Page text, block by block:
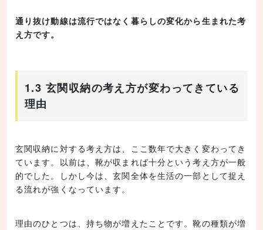
通り抜け動線は流行ではなく暮らしの変化から生まれた考
え方です。
1.3 玄関収納の考え方が変わってきている
理由
玄関収納に対する考え方は、ここ数年で大きく変わってき
ています。以前は、靴が収まれば十分という考え方が一般
的でした。しかし今は、玄関全体を生活の一部として捉え
る流れが強くなっています。
理由のひとつは、持ち物が増えたことです。靴の種類が増